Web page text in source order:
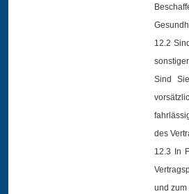
12.2
Sind
des
12.3 In
und zum